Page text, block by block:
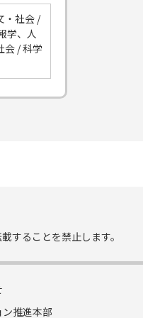
・社会 /
学、人
会 / 科学
することを禁止します。
推進本部